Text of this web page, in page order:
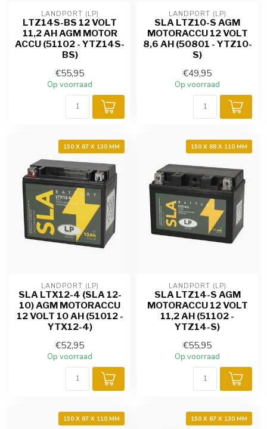
LANDPORT (LP)
LTZ14S-BS 12 VOLT
11,2 AH AGM MOTOR
ACCU (51102 - YTZ14S-
BS)
€55,95
Op voorraad
LANDPORT (LP)
SLA LTZ10-S AGM
MOTORACCU 12 VOLT
8,6 AH (50801 - YTZ10-
S)
€49,95
Op voorraad
150 X 87 X 130 MM
LANDPORT (LP)
SLA LTX12-4 (SLA 12-
10) AGM MOTORACCU
12 VOLT 10 AH (51012 -
YTX12-4)
€52,95
Op voorraad
150 X 88 X 110 MM
LANDPORT (LP)
SLA LTZ14-S AGM
MOTORACCU 12 VOLT
11,2 AH (51102 -
YTZ14-S)
€55,95
Op voorraad
150 X 87 X 110 MM 150 X 87 X 130 MM